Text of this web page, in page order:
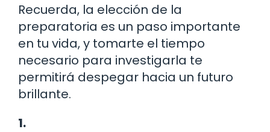
Recuerda, la elección de la
preparatoria es un paso importante
en tu vida, y tomarte el tiempo
necesario para investigarla te
permitirá despegar hacia un futuro
brillante.
1.